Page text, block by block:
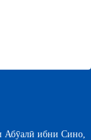
Абӯалӣ ибни Сино,